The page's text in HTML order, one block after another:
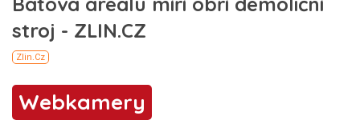
Webkamery